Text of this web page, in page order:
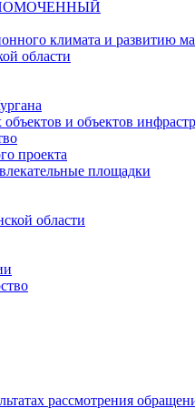
климата и развитию
области
и объектов
проекта
площадки
области
рассмотрения